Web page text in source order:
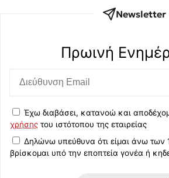
Newsletter
Πρωινή
Έχω διαβάσει, κατανοώ και
χρήσης του ιστότοπου της εταιρείας
Δηλώνω υπεύθυνα ότι είμαι άνω των
βρίσκομαι υπό την εποπτεία γονέα ή